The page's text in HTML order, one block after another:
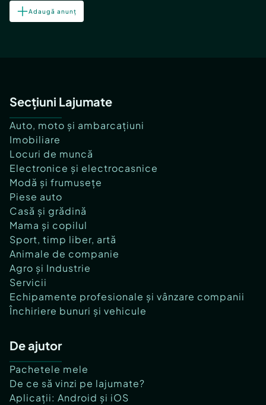
Adaugă anunț
Secțiuni Lajumate
Auto, moto și ambarcațiuni
Imobiliare
Locuri de muncă
Electronice și electrocasnice
Modă și frumusețe
Piese auto
Casă și grădină
Mama și copilul
Sport, timp liber, artă
Animale de companie
Agro și Industrie
Servicii
Echipamente profesionale și vânzare companii
Închiriere bunuri și vehicule
De ajutor
Pachetele mele
De ce să vinzi pe lajumate?
Aplicații: Android și iOS